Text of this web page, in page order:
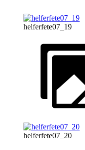
helferfete07_19
helferfete07_20